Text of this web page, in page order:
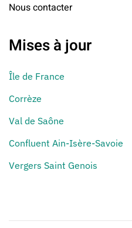
Nous contacter
Mises à jour
Île de France
Corrèze
Val de Saône
Confluent Ain-Isère-Savoie
Vergers Saint Genois